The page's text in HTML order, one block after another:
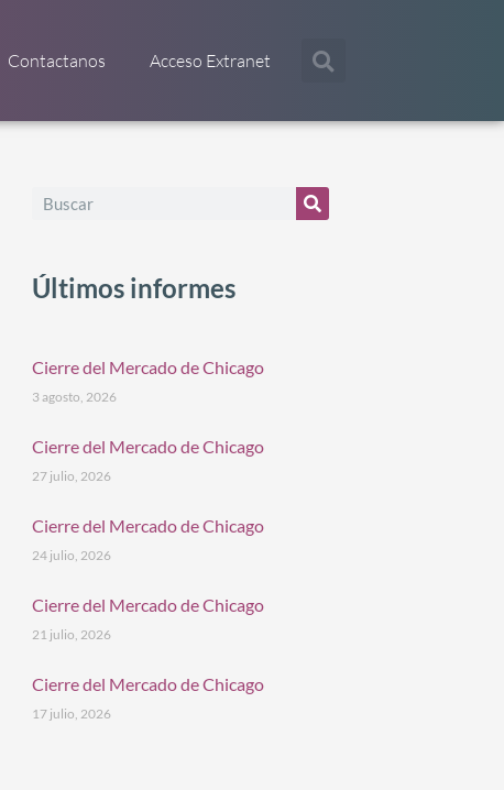
Contactanos Acceso Extranet
Últimos informes
Cierre del Mercado de Chicago
3 agosto, 2026
Cierre del Mercado de Chicago
27 julio, 2026
Cierre del Mercado de Chicago
24 julio, 2026
Cierre del Mercado de Chicago
21 julio, 2026
Cierre del Mercado de Chicago
17 julio, 2026